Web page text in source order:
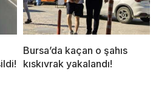
Bursa’da kaçan o şahıs
kıskıvrak yakalandı!